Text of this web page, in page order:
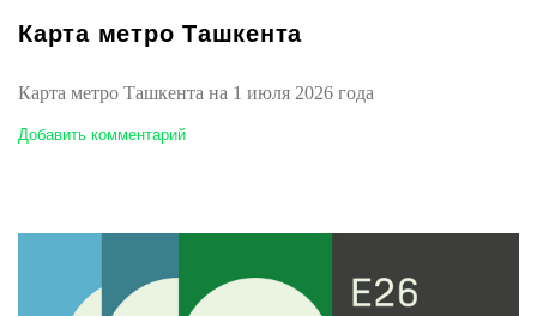
Карта метро Ташкента
Карта метро Ташкента на 1 июля 2026 года
Добавить комментарий